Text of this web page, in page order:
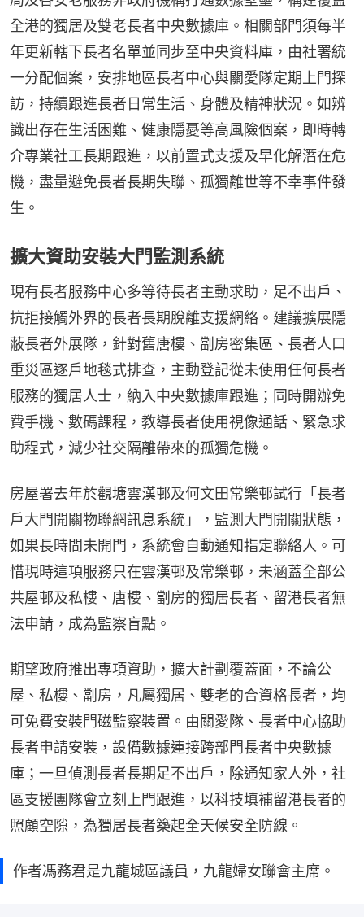
全港的獨居及雙老長者中央數據庫。相關部門須每半
年更新轄下長者名單並同步至中央資料庫，由社署統
一分配個案，安排地區長者中心與關愛隊定期上門探
訪，持續跟進長者日常生活、身體及精神狀況。如辨
識出存在生活困難、健康隱憂等高風險個案，即時轉
介專業社工長期跟進，以前置式支援及早化解潛在危
機，盡量避免長者長期失聯、孤獨離世等不幸事件發
生。
擴大資助安裝大門監測系統
現有長者服務中心多等待長者主動求助，足不出戶、
抗拒接觸外界的長者長期脫離支援網絡。建議擴展隱
蔽長者外展隊，針對舊唐樓、劏房密集區、長者人口
重災區逐戶地毯式排查，主動登記從未使用任何長者
服務的獨居人士，納入中央數據庫跟進；同時開辦免
費手機、數碼課程，教導長者使用視像通話、緊急求
助程式，減少社交隔離帶來的孤獨危機。
房屋署去年於觀塘雲漢邨及何文田常樂邨試行「長者
戶大門開關物聯網訊息系統」，監測大門開關狀態，
如果長時間未開門，系統會自動通知指定聯絡人。可
惜現時這項服務只在雲漢邨及常樂邨，未涵蓋全部公
共屋邨及私樓、唐樓、劏房的獨居長者、留港長者無
法申請，成為監察盲點。
期望政府推出專項資助，擴大計劃覆蓋面，不論公
屋、私樓、劏房，凡屬獨居、雙老的合資格長者，均
可免費安裝門磁監察裝置。由關愛隊、長者中心協助
長者申請安裝，設備數據連接跨部門長者中央數據
庫；一旦偵測長者長期足不出戶，除通知家人外，社
區支援團隊會立刻上門跟進，以科技填補留港長者的
照顧空隙，為獨居長者築起全天候安全防線。
作者馮務君是九龍城區議員，九龍婦女聯會主席。